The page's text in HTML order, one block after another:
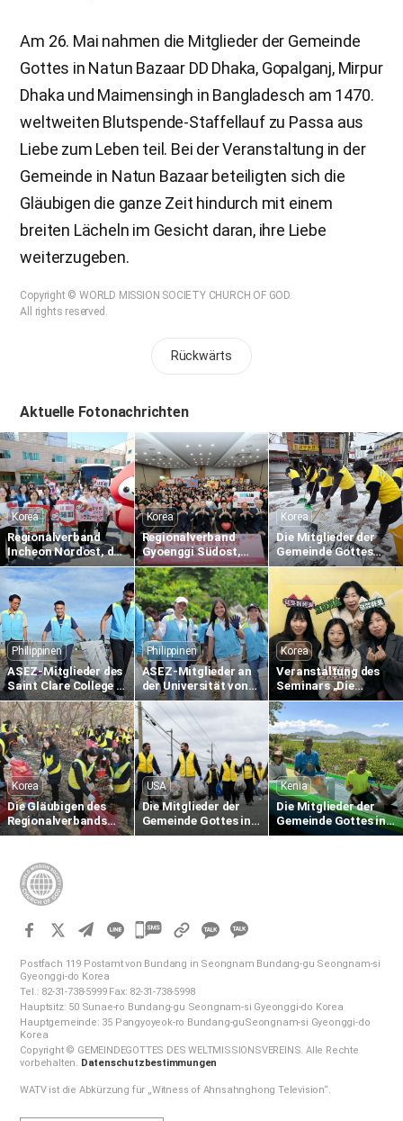
Am 26. Mai nahmen die Mitglieder der Gemeinde
Gottes in Natun Bazaar DD Dhaka, Gopalganj, Mirpur
Dhaka und Maimensingh in Bangladesch am 1470.
weltweiten Blutspende-Staffellauf zu Passa aus
Liebe zum Leben teil. Bei der Veranstaltung in der
Gemeinde in Natun Bazaar beteiligten sich die
Gläubigen die ganze Zeit hindurch mit einem
breiten Lächeln im Gesicht daran, ihre Liebe
weiterzugeben.
Copyright © WORLD MISSION SOCIETY CHURCH OF GOD.
All rights reserved.
Rückwärts
Aktuelle Fotonachrichten
Korea
Regionalverband
Incheon Nordost, der
1.895. weltweite
Blutspende-
Staffellauf aus
Passaliebe zum
Leben
Korea
Regionalverband
Gyoenggi Südost,
der 1.836. weltweite
Blutspende-
Staffellauf aus
Passaliebe zum
Leben
Korea
Die Mitglieder der
Gemeinde Gottes
räumen Schnee
entlang der Straße
Gimcheon in
Namsan-dong
Philippinen
ASEZ-Mitglieder des
Saint Clare College in
Caloocan auf den
Philippinen sammeln
Plastikmüll am
Strand
Philippinen
ASEZ-Mitglieder an
der Universität von
Südost-Philippinen
säubern das
Küstengebiet von
Tabok
Korea
Veranstaltung des
Seminars „Die
Sprache der Liebe
einer Mutter“ in der
Gemeinde in Gumi
Korea
Die Gläubigen des
Regionalverbands
Gangnam Süd führen
heruntergefallenen
Blättern und
Waldreinigungsarbeiten
im Ökopark Omi durch
USA
Die Mitglieder der
Gemeinde Gottes in
Bogota, New Jersey,
Kenia
Die Mitglieder der
Gemeinde Gottes in
Nairobi (Kenia)
카
오
유
기
카
오
공
하
Postfach 119 Postamt von Bundang in Seongnam Bundang-gu Seongnam-si
Gyeonggi-do Korea
Tel.: 82-31-738-5999 Fax: 82-31-738-5998
Hauptsitz: 50 Sunae-ro Bundang-gu Seongnam-si Gyeonggi-do Korea
Hauptgemeinde: 35 Pangyoyeok-ro Bundang-guSeongnam-si Gyeonggi-do
Korea
Copyright © GEMEINDEGOTTES DES WELTMISSIONSVEREINS. Alle Rechte
vorbehalten. Datenschutzbestimmungen
WATV ist die Abkürzung für „Witness of Ahnsahnghong Television“.